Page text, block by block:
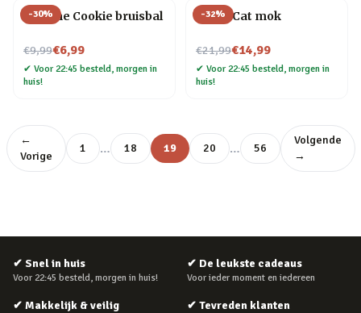
-30%
Fortune Cookie bruisbal
€9,99
Nu voor€6,99
✔ Voor 22:45 besteld, morgen in
huis!
-32%
Crazy Cat mok
€21,99
Nu voor€14,99
✔ Voor 22:45 besteld, morgen in
huis!
←
Vorige
1 … 18 19 20 … 56
Volgende
→
✔ Snel in huis
Voor 22:45 besteld, morgen in huis!
✔ De leukste cadeaus
Voor ieder moment en iedereen
✔ Makkelijk & veilig ✔ Tevreden klanten